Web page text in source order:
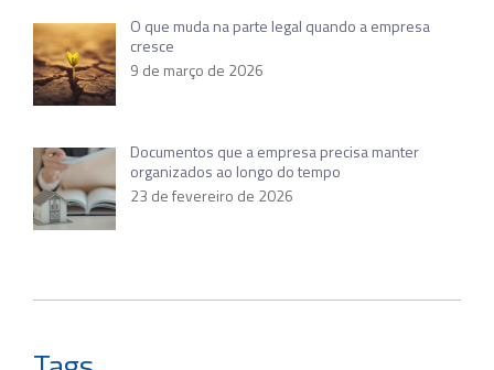
O que muda na parte legal quando a empresa
cresce
9 de março de 2026
Documentos que a empresa precisa manter
organizados ao longo do tempo
23 de fevereiro de 2026